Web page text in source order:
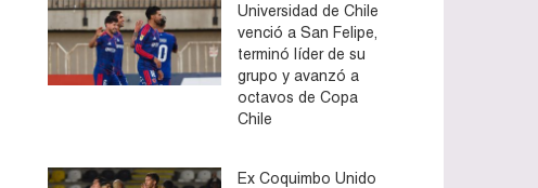
Universidad de Chile
venció a San Felipe,
terminó líder de su
grupo y avanzó a
octavos de Copa
Chile
Ex Coquimbo Unido